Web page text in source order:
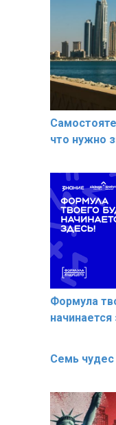
что нужно
Формула
начинается
Семь